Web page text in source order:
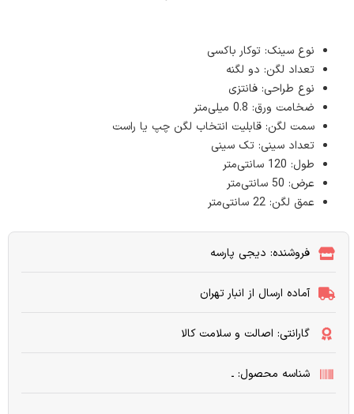
نوع سینک: توکار باکسی
تعداد لگن: دو لگنه
نوع طراحی: فانتزی
ضخامت ورق: 0.8 میلی‌متر
سمت لگن: قابلیت انتخاب لگن چپ یا راست
تعداد سینی: تک سینی
طول: 120 سانتی‌متر
عرض: 50 سانتی‌متر
عمق لگن: 22 سانتی‌متر
فروشنده: دیجی پارسه
آماده ارسال از انبار تهران
گارانتی: اصالت و سلامت کالا
شناسه محصول: ـ